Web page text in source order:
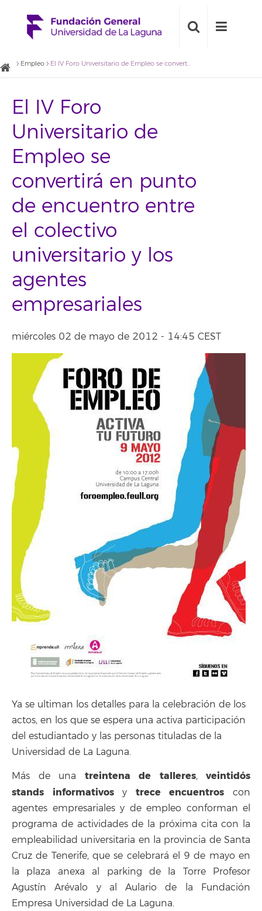
Empleo El IV Foro Universitario de Empleo se convertirá en punto de encuentro entre el colectivo universitario y los agentes empresariales
El IV Foro
Universitario de
Empleo se
convertirá en punto
de encuentro entre
el colectivo
universitario y los
agentes
empresariales
miércoles 02 de mayo de 2012 - 14:45 CEST
Ya se ultiman los detalles para la celebración de los
actos, en los que se espera una activa participación
del estudiantado y las personas tituladas de la
Universidad de La Laguna.
Más de una treintena de talleres, veintidós
stands informativosy trece encuentros con
agentes empresariales y de empleo conforman el
programa de actividades de la próxima cita con la
empleabilidad universitaria en la provincia de Santa
Cruz de Tenerife, que se celebrará el 9 de mayo en
la plaza anexa al parking de la Torre Profesor
Agustín Arévalo y al Aulario de la Fundación
Empresa Universidad de La Laguna.